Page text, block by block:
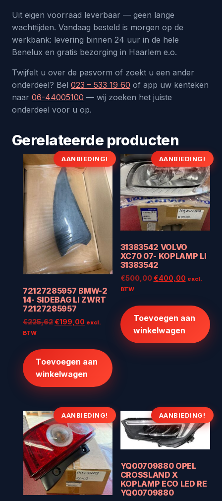
Uit eigen voorraad leverbaar — geen lange
wachttijden. Vandaag besteld is morgen op de
werkbank: levering binnen 24 uur in de hele
Benelux en gratis bezorging in Haarlem e.o.
Twijfelt u over de pasvorm of zoekt u een ander
onderdeel? Bel 023 – 533 19 60 of app uw kenteken
naar 06-44005100 — wij zoeken het juiste
onderdeel voor u op.
Gerelateerde producten
AANBIEDING!
72127285957 BMW-2
14- SIDEBAG LI ZWRT
72127285957
€225,62Oorspronkelijke
€199,00 Huidige
€199,00.
excl.
BTW
Toevoegen aan
winkelwagen
AANBIEDING!
31383542 VOLVO
XC70 07- KOPLAMP LI
31383542
€500,00 Oorspronkelijke
€400,00Huidige
€400,00.
excl.
BTW
Toevoegen aan
winkelwagen
AANBIEDING! AANBIEDING!
YQ00709880 OPEL
CROSSLAND X
KOPLAMP ECO LED RE
YQ00709880